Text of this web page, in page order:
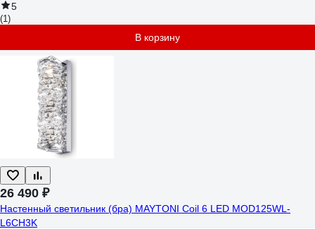
5
(1)
В корзину
26 490 ₽
Настенный светильник (бра) MAYTONI Coil 6 LED MOD125WL-
L6CH3K